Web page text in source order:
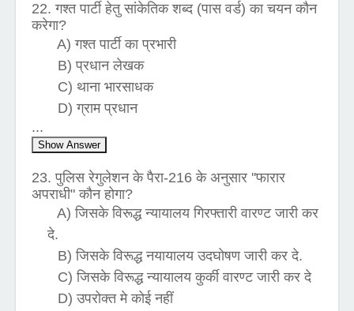
22. गश्त पार्टी हेतु सांकेतिक शब्द (पास वर्ड) का चयन कौन
करेगा?
A) गश्त पार्टी का प्रभारी
B) प्रधान लेखक
C) थाना भारसाधक
D) ग्राम प्रधान
...
Show Answer
23. पुलिस रेगुलेशन के पैरा-216 के अनुसार ''फारार
अपराधी" कौन होगा?
A) जिसके विरूद्ध न्यायालय गिरफ्तारी वारण्ट जारी कर
दे.
B) जिसके विरूद्ध नयायालय उदघोषण जारी कर दे.
C) जिसके विरूद्ध न्यायालय कुर्की वारण्ट जारी कर दे
D) उपरोक्त मे कोई नहीं